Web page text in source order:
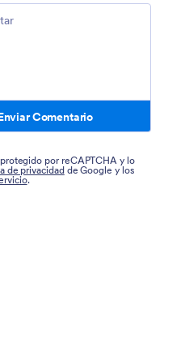
Comentario
por reCAPTCHA y lo
de privacidadde Google y los
.